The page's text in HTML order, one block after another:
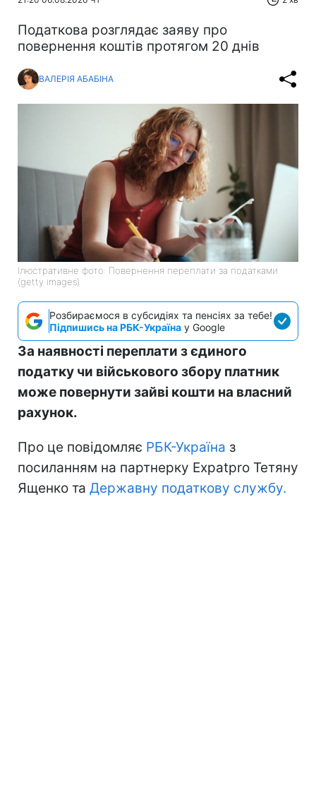
Податкова розглядає заяву про
повернення коштів протягом 20 днів
ВАЛЕРІЯ АБАБІНА
Ілюстративне фото: Повернення переплати за податками
(getty images)
Розбираємося в субсидіях та пенсіях за тебе!
Підпишись на РБК-Україна у Google
За наявності переплати з єдиного
податку чи військового збору платник
може повернути зайві кошти на власний
рахунок.
Про це повідомляє РБК-Україна з
посиланням на партнерку Expatpro Тетяну
Ященко та Державну податкову службу.